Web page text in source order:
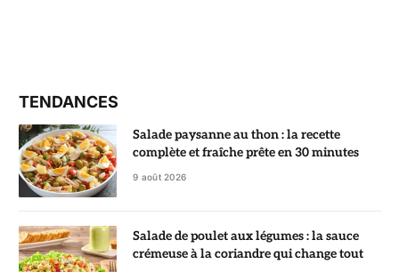
TENDANCES
Salade paysanne au thon : la recette
complète et fraîche prête en 30 minutes
9 août 2026
Salade de poulet aux légumes : la sauce
crémeuse à la coriandre qui change tout